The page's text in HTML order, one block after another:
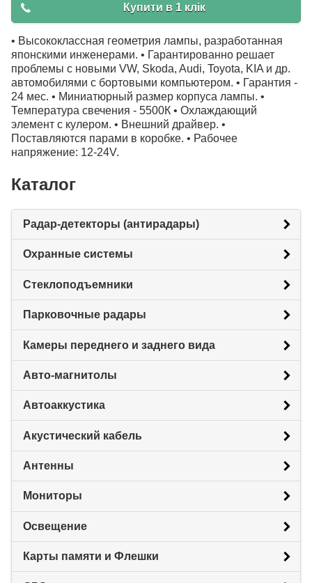
Купити в 1 клік
• Высококлассная геометрия лампы, разработанная
японскими инженерами. • Гарантированно решает
проблемы с новыми VW, Skoda, Audi, Toyota, KIA и др.
автомобилями с бортовыми компьютером. • Гарантия -
24 мес. • Миниатюрный размер корпуса лампы. •
Температура свечения - 5500К • Охлаждающий
элемент с кулером. • Внешний драйвер. •
Поставляются парами в коробке. • Рабочее
напряжение: 12-24V.
Каталог
Радар-детекторы (антирадары)
Охранные системы
Стеклоподъемники
Парковочные радары
Камеры переднего и заднего вида
Авто-магнитолы
Автоаккустика
Акустический кабель
Антенны
Мониторы
Освещение
Карты памяти и Флешки